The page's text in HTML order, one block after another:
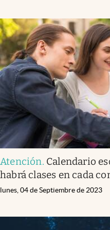
Atención. Calendario
habrá clases en cada
lunes, 04 de Septiembre de 2023